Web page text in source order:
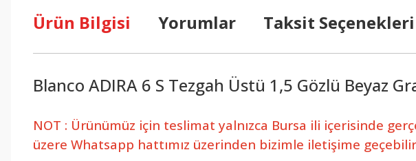
Ürün Bilgisi Yorumlar Taksit Seçenekleri
Blanco ADIRA 6 S Tezgah Üstü 1,5 Gözlü Beyaz
NOT : Ürünümüz için teslimat yalnızca Bursa ili içerisinde
üzere Whatsapp hattımız üzerinden bizimle iletişime